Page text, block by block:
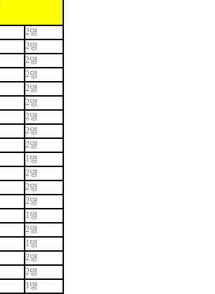
2명
2명
2명
2명
2명
2명
2명
2명
2명
1명
2명
2명
2명
1명
2명
1명
2명
2명
1명